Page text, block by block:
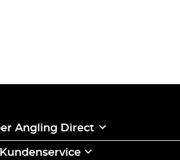
Angling Direct
Kundenservice